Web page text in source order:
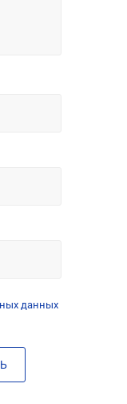
данных